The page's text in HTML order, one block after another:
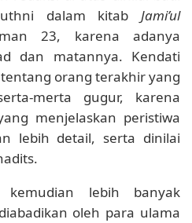
dalam kitab Jami’ul
23, karena adanya
dan matannya. Kendati
orang terakhir yang
merta gugur, karena
menjelaskan peristiwa
lebih detail, serta dinilai
lebih banyak
oleh para ulama